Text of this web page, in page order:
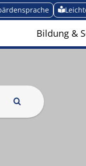
Bildung &